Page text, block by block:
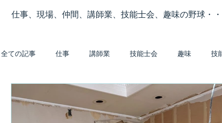
仕事、現場、仲間、講師業、技能士会、趣味の野球・
全ての記事 仕事 講師業 技能士会 趣味 技